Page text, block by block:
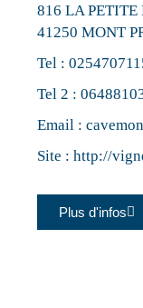
816 LA PETITE
41250 MONT
Tel :
Tel 2 :
Email :
Site :http://
Plus d'infos